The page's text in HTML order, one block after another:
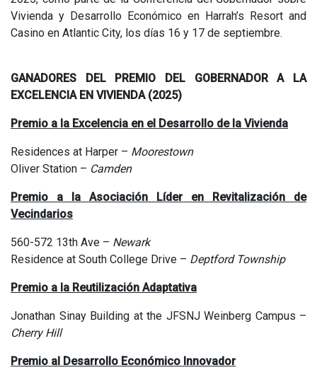
Vivienda y Desarrollo Económico en Harrah’s Resort and
Casino en Atlantic City, los días 16 y 17 de septiembre.
GANADORES DEL PREMIO DEL GOBERNADOR A LA
EXCELENCIA EN VIVIENDA (2025)
Premio a la Excelencia en el Desarrollo de la Vivienda
Residences at Harper – Moorestown
Oliver Station – Camden
Premio a la Asociación Líder en Revitalización de
Vecindarios
560-572 13th Ave – Newark
Residence at South College Drive – Deptford Township
Premio a la Reutilización Adaptativa
Jonathan Sinay Building at the JFSNJ Weinberg Campus –
Cherry Hill
Premio al Desarrollo Económico Innovador